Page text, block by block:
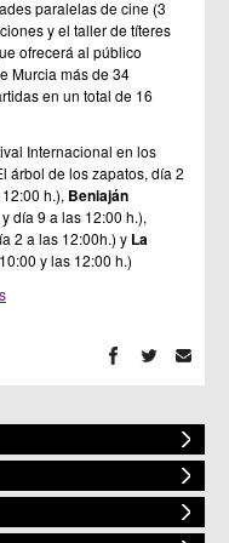
paralelas de cine (3
y el taller de títeres
ofrecerá al público
Murcia más de 34
en un total de 16
Internacional en los
árbol de los zapatos, día 2
h.), Beniaján
día 9 a las 12:00 h.),
2 a las 12:00h.) y La
y las 12:00 h.)